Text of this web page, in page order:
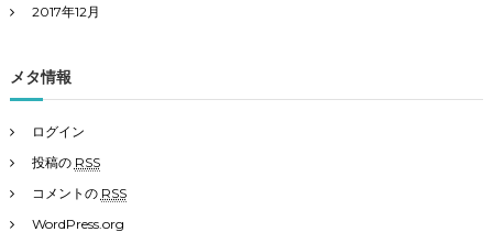
2017年12月
メタ情報
ログイン
投稿の RSS
コメントの RSS
WordPress.org